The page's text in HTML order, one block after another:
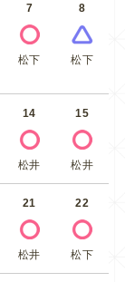
7
松下
8
松下
14
松井
15
松井
21
松井
22
松下